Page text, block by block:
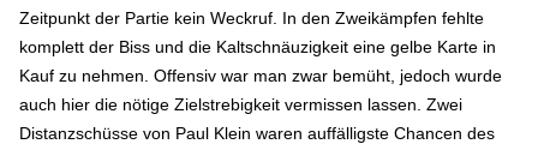
Zeitpunkt der Partie kein Weckruf. In den Zweikämpfen fehlte
komplett der Biss und die Kaltschnäuzigkeit eine gelbe Karte in
Kauf zu nehmen. Offensiv war man zwar bemüht, jedoch wurde
auch hier die nötige Zielstrebigkeit vermissen lassen. Zwei
Distanzschüsse von Paul Klein waren auffälligste Chancen des